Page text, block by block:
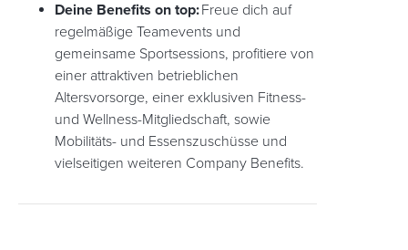
Deine Benefits on top:Freue dich auf
regelmäßige Teamevents und
gemeinsame Sportsessions, profitiere von
einer attraktiven betrieblichen
Altersvorsorge, einer exklusiven Fitness-
und Wellness-Mitgliedschaft, sowie
Mobilitäts- und Essenszuschüsse und
vielseitigen weiteren Company Benefits.